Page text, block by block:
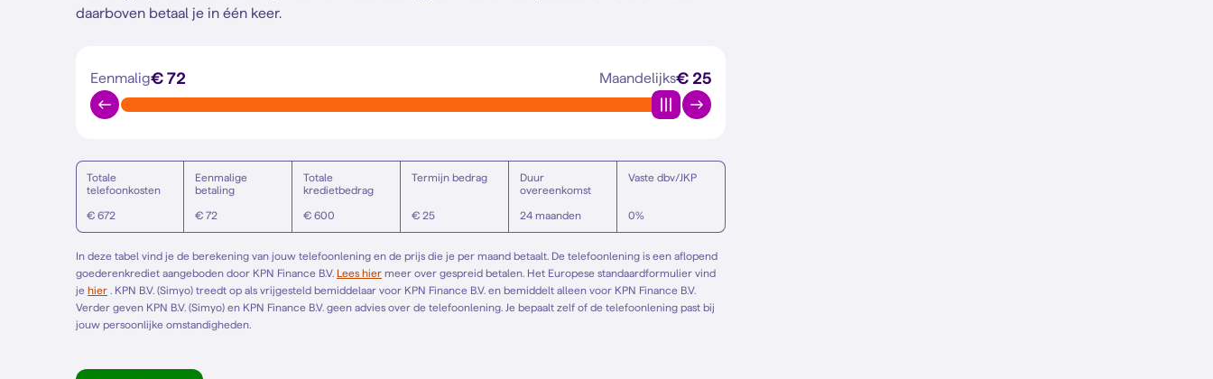
daarboven betaal je in één keer.
Eenmalig€ 72 Maandelijks€ 25
Totale
telefoonkosten
€ 672
Eenmalige
betaling
€ 72
Totale
kredietbedrag
€ 600
Termijn bedrag
€ 25
Duur
overeenkomst
24 maanden
Vaste dbv/JKP
0%
In deze tabel vind je de berekening van jouw telefoonlening en de prijs die je per maand betaalt. De telefoonlening is een aflopend
goederenkrediet aangeboden door KPN Finance B.V. Lees hier
je hier
Verder geven KPN B.V. (Simyo) en KPN Finance B.V. geen advies over de telefoonlening. Je bepaalt zelf of de telefoonlening past bij
jouw persoonlijke omstandigheden.